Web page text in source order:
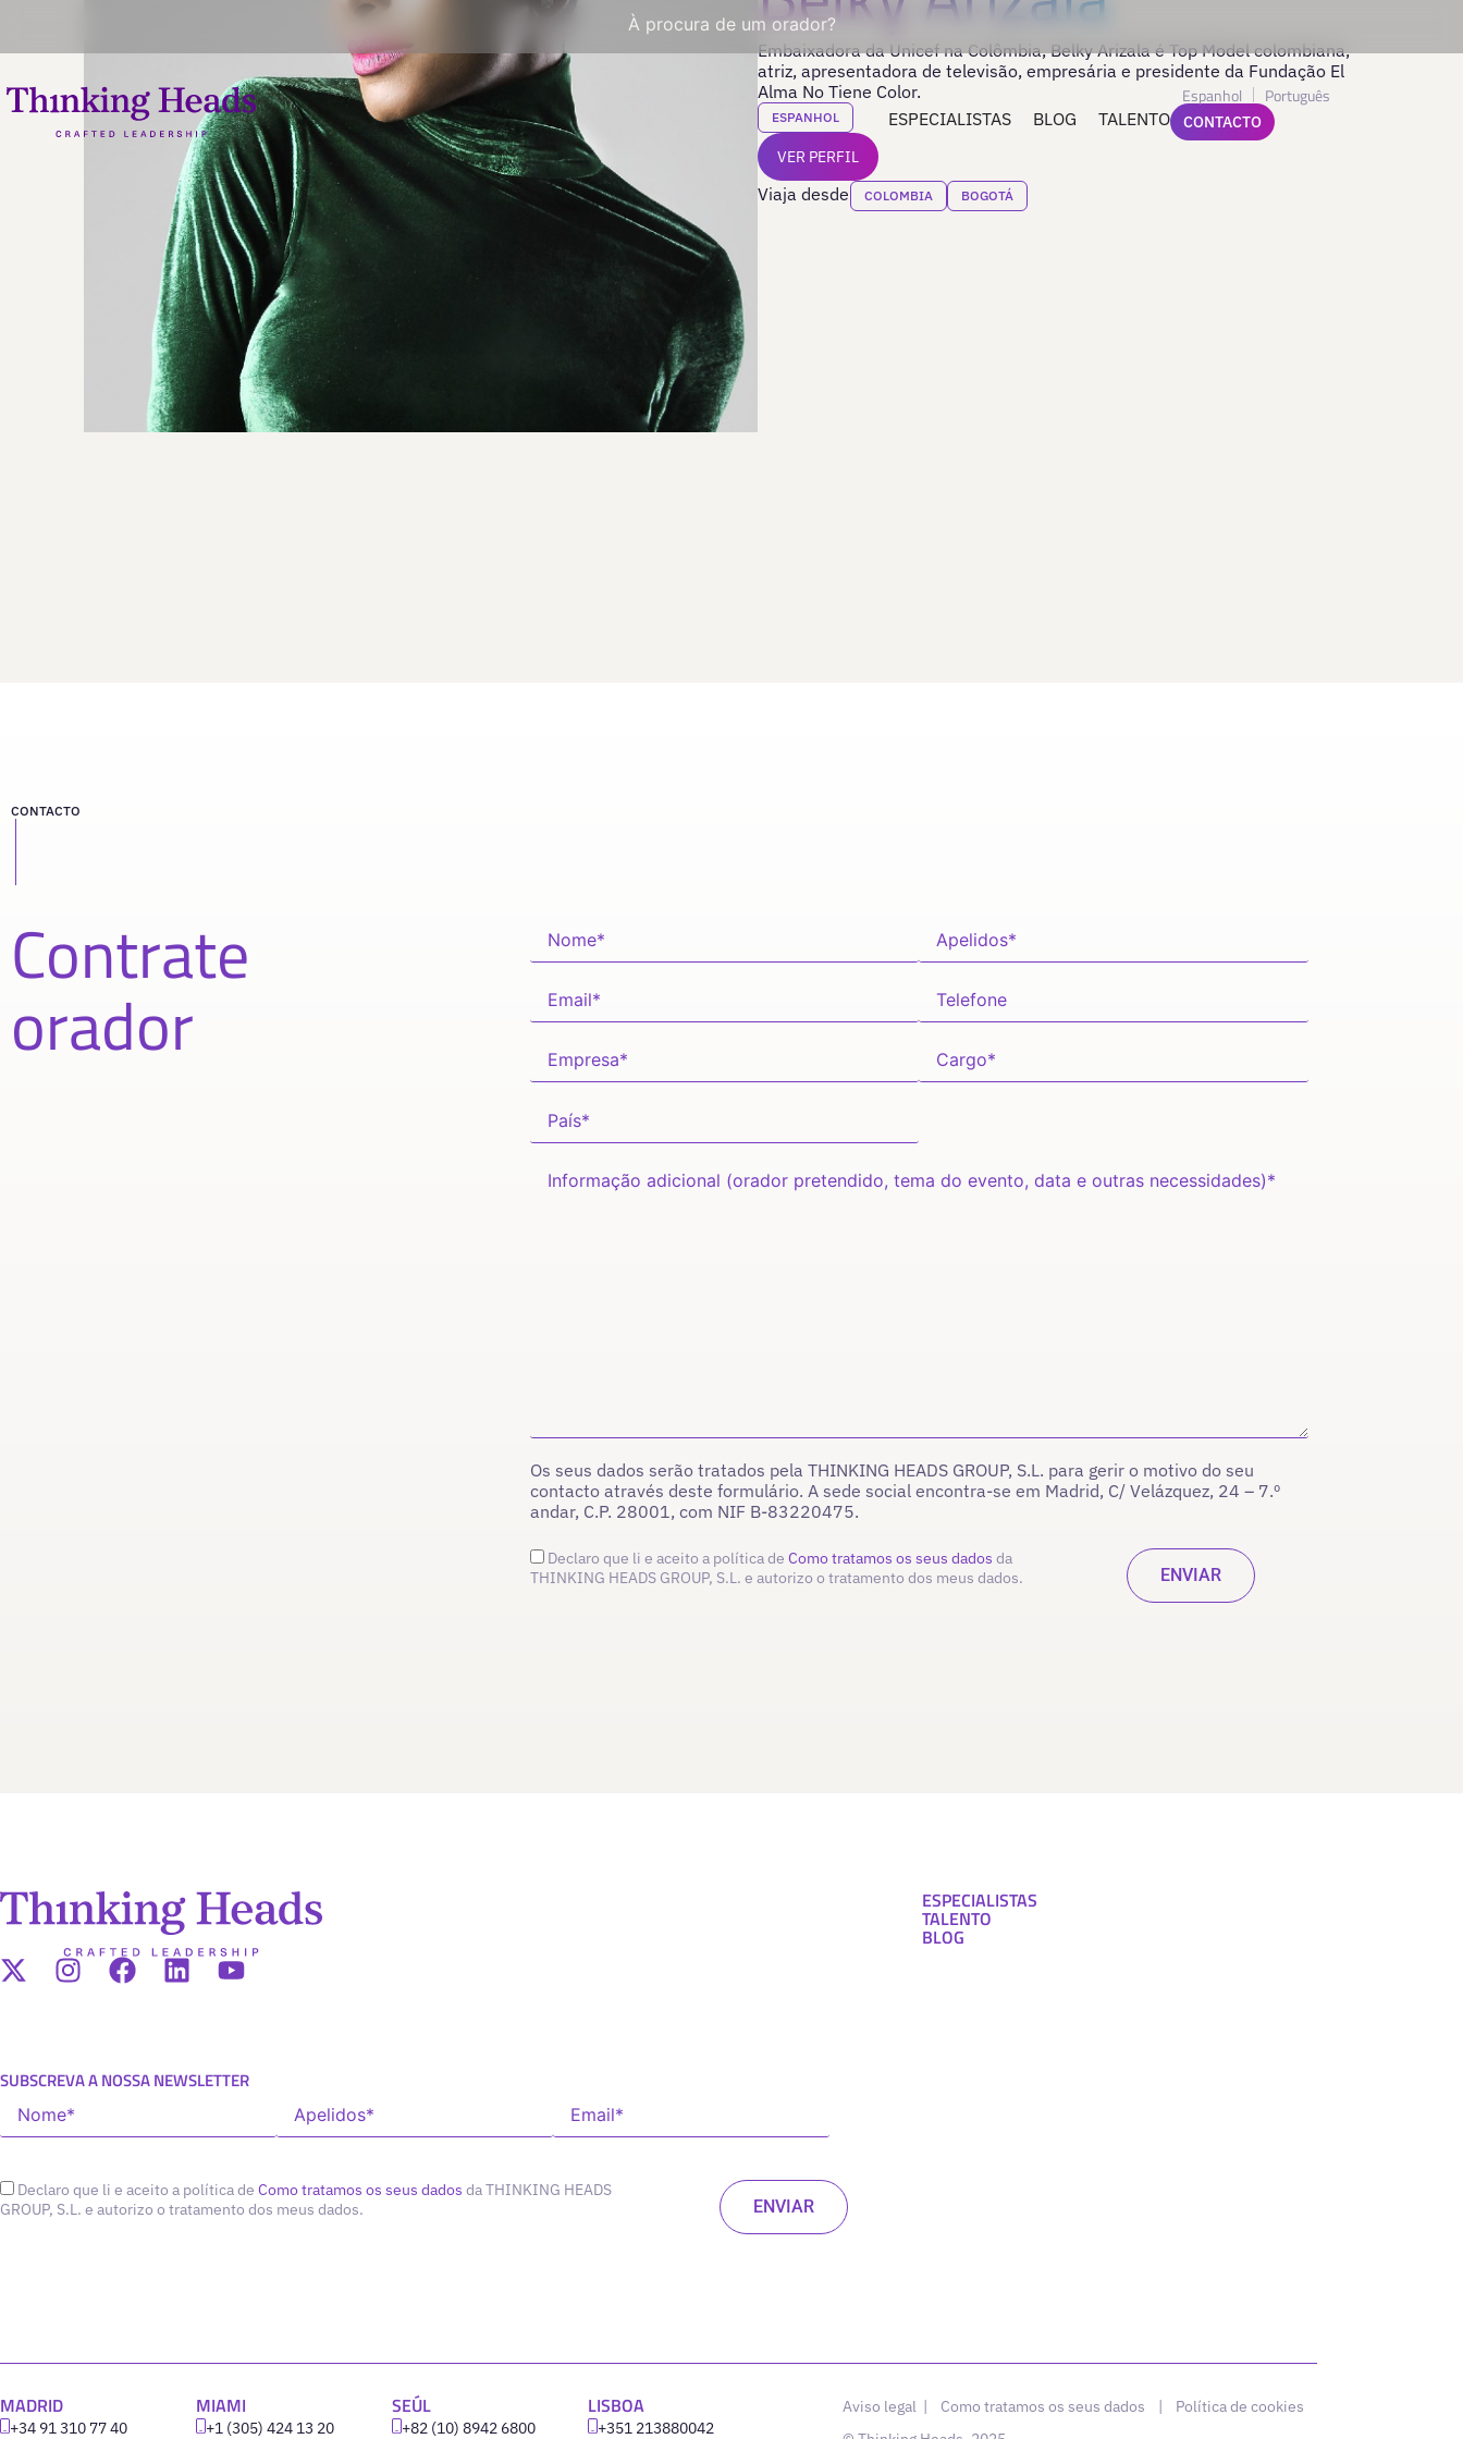
À procura de um orador?
ESPECIALISTAS BLOG TALENTO
Espanhol Português
CONTACTO
Embaixadora da Unicef na Colômbia, Belky Arizala é Top Model colombiana,
atriz, apresentadora de televisão, empresária e presidente da Fundação El
Alma No Tiene Color.
ESPANHOL
VER PERFIL
Viaja desde COLOMBIA BOGOTÁ
CONTACTO
Contrate
orador
Os seus dados serão tratados pela THINKING HEADS GROUP, S.L. para gerir o motivo do seu
contacto através deste formulário. A sede social encontra-se em Madrid, C/ Velázquez, 24 – 7.º
andar, C.P. 28001, com NIF B-83220475.
Declaro que li e aceito a política de Como tratamos os seus dados da
THINKING HEADS GROUP, S.L. e autorizo o tratamento dos meus dados.
SUBSCREVA A NOSSA NEWSLETTER
Declaro que li e aceito a política de Como tratamos os seus dados da THINKING HEADS
GROUP, S.L. e autorizo o tratamento dos meus dados.
ESPECIALISTAS
TALENTO
BLOG
MADRID
+34 91 310 77 40
MIAMI
+1 (305) 424 13 20
SEÚL
+82 (10) 8942 6800
LISBOA
‪+351 213880042
Aviso legal | Como tratamos os seus dados | Política de cookies